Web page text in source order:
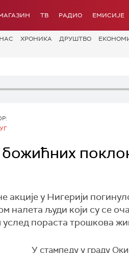
ТВ РАДИО ЕМИСИЈЕ
ХРОНИКА ДРУШТВО
у Нигерији
налета људи који су се
пораста трошкова
У стампеду у граду